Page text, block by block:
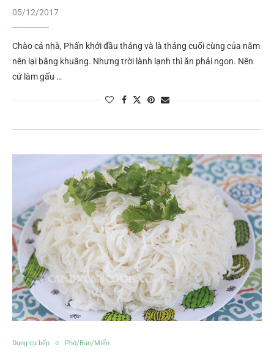
05/12/2017
Chào cả nhà, Phấn khởi đầu tháng và là tháng cuối cùng của năm
nên lại bâng khuâng. Nhưng trời lành lạnh thì ăn phải ngon. Nên
cứ làm gấu …
Dụng cụ bếp Phở/Bún/Miến